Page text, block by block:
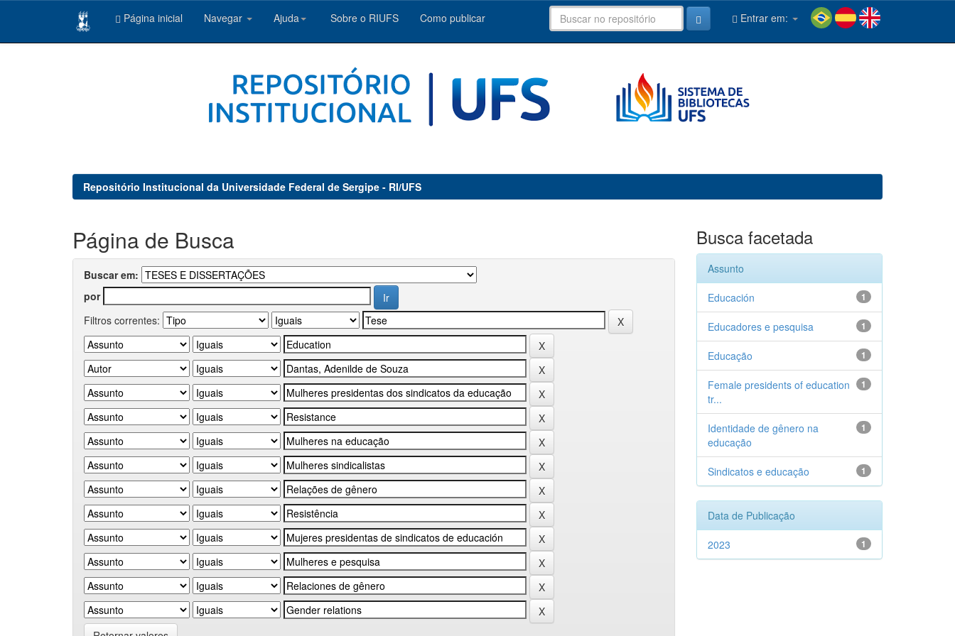
Página inicial Navegar Ajuda Sobre o RIUFS Como publicar Entrar em:
Repositório Institucional da Universidade Federal de Sergipe - RI/UFS
Página de Busca
Buscar em:
por
Filtros correntes:
Busca facetada
Assunto
1
Educación
1
Educadores e pesquisa
1
Educação
1
Female presidents of education
tr...
1
Identidade de gênero na
educação
1
Sindicatos e educação
Data de Publicação
1
2023